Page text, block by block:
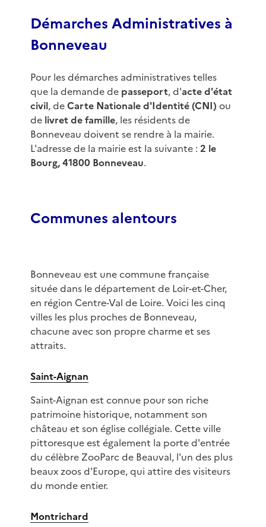
Démarches Administratives à
Bonneveau
Pour les démarches administratives telles
que la demande de passeport, d'acte d'état
civil, deCarte Nationale d'Identité (CNI) ou
de livret de famille, les résidents de
Bonneveau doivent se rendre à la mairie.
L'adresse de la mairie est la suivante : 2 le
Bourg, 41800 Bonneveau.
Communes alentours
Bonneveau est une commune française
située dans le département de Loir-et-Cher,
en région Centre-Val de Loire. Voici les cinq
villes les plus proches de Bonneveau,
chacune avec son propre charme et ses
attraits.
Saint-Aignan
Saint-Aignan est connue pour son riche
patrimoine historique, notamment son
château et son église collégiale. Cette ville
pittoresque est également la porte d'entrée
du célèbre ZooParc de Beauval, l'un des plus
beaux zoos d'Europe, qui attire des visiteurs
du monde entier.
Montrichard